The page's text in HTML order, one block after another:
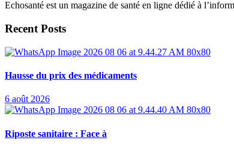
Echosanté est un magazine de santé en ligne dédié à
Recent Posts
Hausse du prix des médicaments
6 août 2026
Riposte sanitaire : Face à